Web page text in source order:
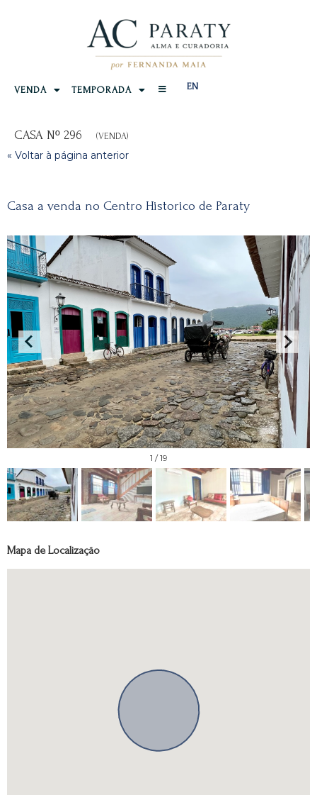
VENDA TEMPORADA EN
CASA Nº 296 (VENDA)
« Voltar à página anterior
Casa a venda no Centro Historico de Paraty
1 / 19
Mapa de Localização